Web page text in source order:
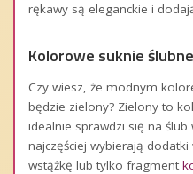
rękawy są eleganckie i
Kolorowe suknie
Czy wiesz, że modnym
będzie zielony? Zielony to
idealnie sprawdzi się na ślub
najczęściej wybierają
wstążkę lub tylko fragment